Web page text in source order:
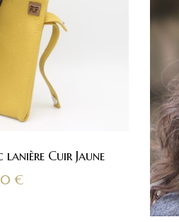
Cuir Jaune
€